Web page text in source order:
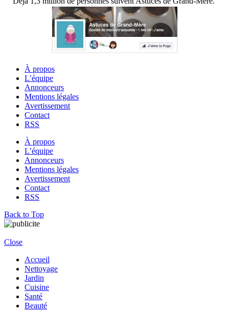
À propos
L’équipe
Annonceurs
Mentions légales
Avertissement
Contact
RSS
À propos
L’équipe
Annonceurs
Mentions légales
Avertissement
Contact
RSS
Back to Top
Close
Accueil
Nettoyage
Jardin
Cuisine
Santé
Beauté